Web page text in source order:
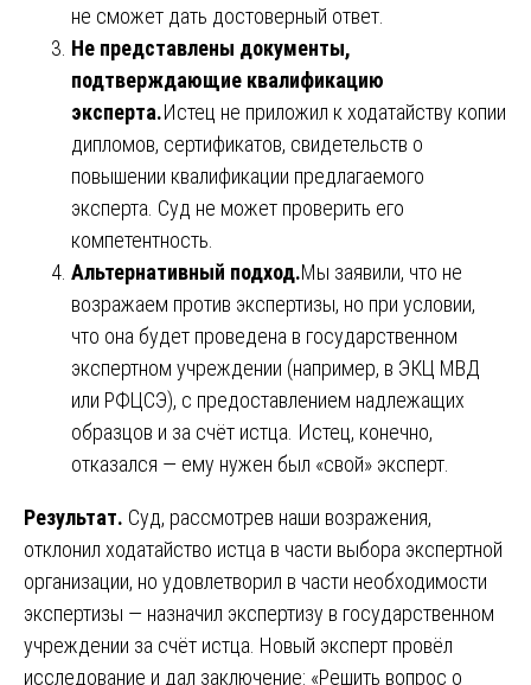
не сможет дать достоверный ответ.
Не представлены документы,
подтверждающие квалификацию
эксперта.Истец не приложил к ходатайству копии
дипломов, сертификатов, свидетельств о
повышении квалификации предлагаемого
эксперта. Суд не может проверить его
компетентность.
Альтернативный подход.Мы заявили, что не
возражаем против экспертизы, но при условии,
что она будет проведена в государственном
экспертном учреждении (например, в ЭКЦ МВД
или РФЦСЭ), с предоставлением надлежащих
образцов и за счёт истца. Истец, конечно,
отказался — ему нужен был «свой» эксперт.
Результат. Суд, рассмотрев наши возражения,
отклонил ходатайство истца в части выбора экспертной
организации, но удовлетворил в части необходимости
экспертизы — назначил экспертизу в государственном
учреждении за счёт истца. Новый эксперт провёл
исследование и дал заключение: «Решить вопрос о